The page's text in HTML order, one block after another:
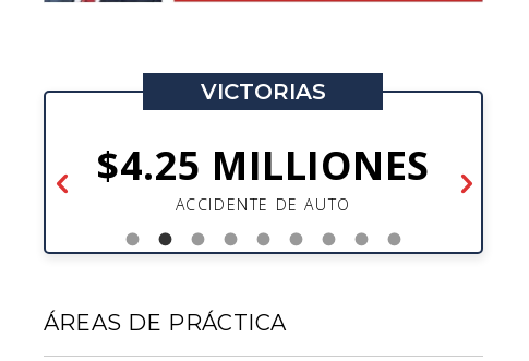
VICTORIAS
$4.25 MILLIONES
ACCIDENTE DE AUTO
ÁREAS DE PRÁCTICA